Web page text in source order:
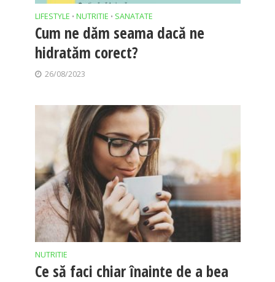
LIFESTYLE • NUTRITIE • SANATATE
Cum ne dăm seama dacă ne
hidratăm corect?
26/08/2023
NUTRITIE
Ce să faci chiar înainte de a bea